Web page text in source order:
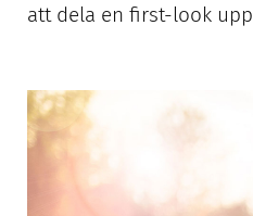
att dela en first-look